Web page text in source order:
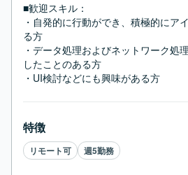
■歓迎スキル：
・自発的に行動ができ、積極的にア
る方
・データ処理およびネットワーク処
したことのある方
・UI検討などにも興味がある方
特徴
リモート可 週5勤務